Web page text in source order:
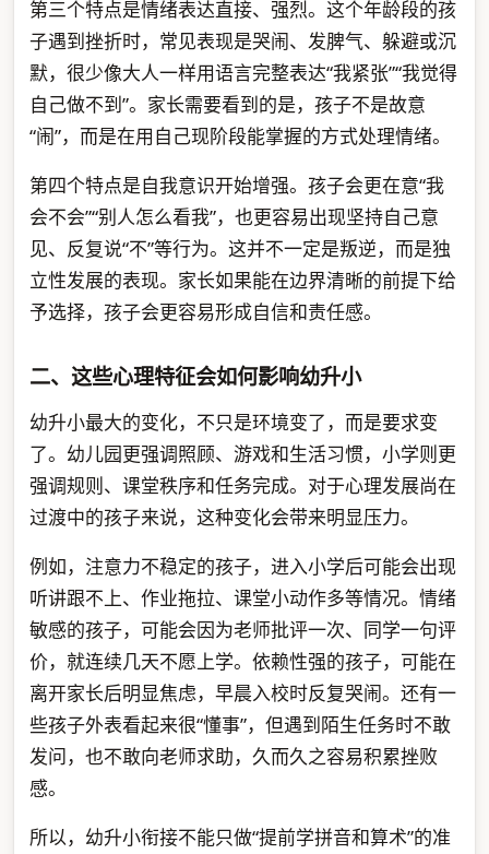
第三个特点是情绪表达直接、强烈。这个年龄段的孩
子遇到挫折时，常见表现是哭闹、发脾气、躲避或沉
默，很少像大人一样用语言完整表达“我紧张”“我觉得
自己做不到”。家长需要看到的是，孩子不是故意
“闹”，而是在用自己现阶段能掌握的方式处理情绪。
第四个特点是自我意识开始增强。孩子会更在意“我
会不会”“别人怎么看我”，也更容易出现坚持自己意
见、反复说“不”等行为。这并不一定是叛逆，而是独
立性发展的表现。家长如果能在边界清晰的前提下给
予选择，孩子会更容易形成自信和责任感。
二、这些心理特征会如何影响幼升小
幼升小最大的变化，不只是环境变了，而是要求变
了。幼儿园更强调照顾、游戏和生活习惯，小学则更
强调规则、课堂秩序和任务完成。对于心理发展尚在
过渡中的孩子来说，这种变化会带来明显压力。
例如，注意力不稳定的孩子，进入小学后可能会出现
听讲跟不上、作业拖拉、课堂小动作多等情况。情绪
敏感的孩子，可能会因为老师批评一次、同学一句评
价，就连续几天不愿上学。依赖性强的孩子，可能在
离开家长后明显焦虑，早晨入校时反复哭闹。还有一
些孩子外表看起来很“懂事”，但遇到陌生任务时不敢
发问，也不敢向老师求助，久而久之容易积累挫败
感。
所以，幼升小衔接不能只做“提前学拼音和算术”的准